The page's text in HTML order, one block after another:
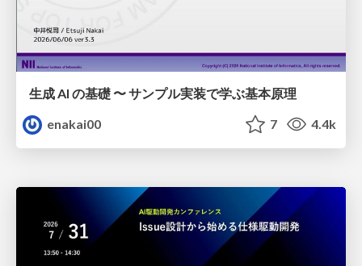
生成 AI の基礎 〜 サンプル実装で学ぶ基本原理
enakai00
7 4.4k